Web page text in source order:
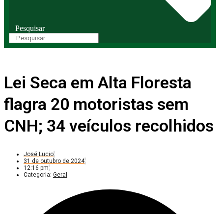
Pesquisar
Lei Seca em Alta Floresta
flagra 20 motoristas sem
CNH; 34 veículos recolhidos
José Lucio
31 de outubro de 2024
12:16 pm
Categoria: Geral